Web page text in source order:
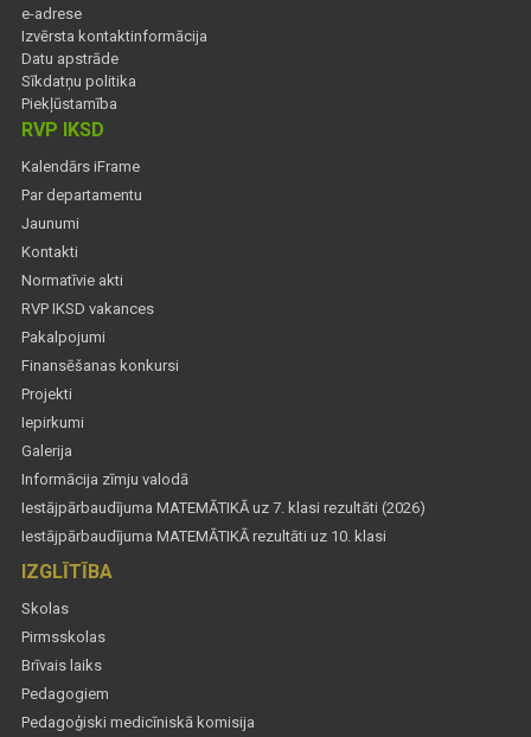
e-adrese
Izvērsta kontaktinformācija
Datu apstrāde
Sīkdatņu politika
Piekļūstamība
RVP IKSD
Kalendārs iFrame
Par departamentu
Jaunumi
Kontakti
Normatīvie akti
RVP IKSD vakances
Pakalpojumi
Finansēšanas konkursi
Projekti
Iepirkumi
Galerija
Informācija zīmju valodā
Iestājpārbaudījuma MATEMĀTIKĀ uz 7. klasi rezultāti (2026)
Iestājpārbaudījuma MATEMĀTIKĀ rezultāti uz 10. klasi
IZGLĪTĪBA
Skolas
Pirmsskolas
Brīvais laiks
Pedagogiem
Pedagoģiski medicīniskā komisija